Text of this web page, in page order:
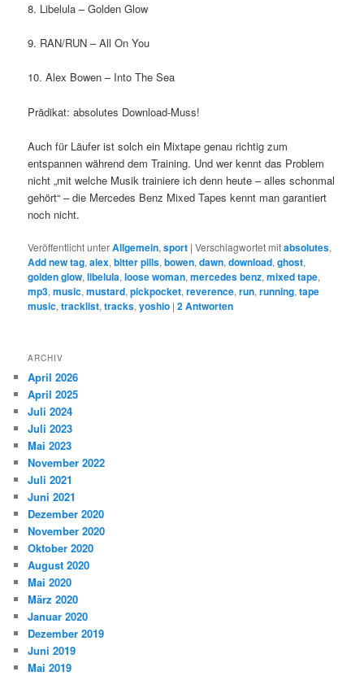
8. Libelula – Golden Glow
9. RAN/RUN – All On You
10. Alex Bowen – Into The Sea
Prädikat: absolutes Download-Muss!
Auch für Läufer ist solch ein Mixtape genau richtig zum
entspannen während dem Training. Und wer kennt das Problem
nicht „mit welche Musik trainiere ich denn heute – alles schonmal
gehört“ – die Mercedes Benz Mixed Tapes kennt man garantiert
noch nicht.
Veröffentlicht unterAllgemein,sport |Verschlagwortet mitabsolutes,
Add new tag,alex,bitter pills,bowen,dawn,download,ghost,
golden glow,libelula,loose woman,mercedes benz,mixed tape,
mp3,music,mustard,pickpocket,reverence,run,running,tape
music,tracklist,tracks,yoshio |2Antworten
ARCHIV
April 2026
April 2025
Juli 2024
Juli 2023
Mai 2023
November 2022
Juli 2021
Juni 2021
Dezember 2020
November 2020
Oktober 2020
August 2020
Mai 2020
März 2020
Januar 2020
Dezember 2019
Juni 2019
Mai 2019